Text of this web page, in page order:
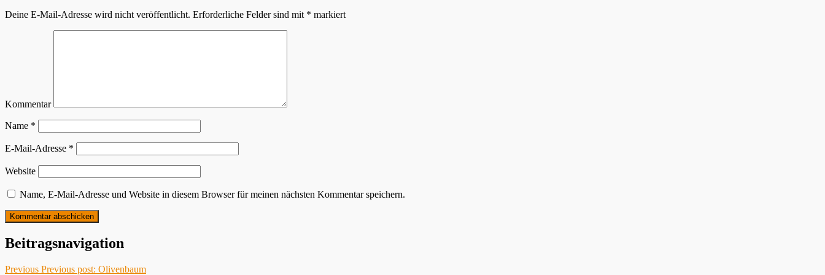
Deine E-Mail-Adresse wird nicht veröffentlicht. Erforderliche Felder sind mit * markiert
Kommentar
Name *
E-Mail-Adresse *
Website
Name, E-Mail-Adresse und Website in diesem Browser für meinen nächsten Kommentar speichern.
Beitragsnavigation
Previous Previous post: Olivenbaum